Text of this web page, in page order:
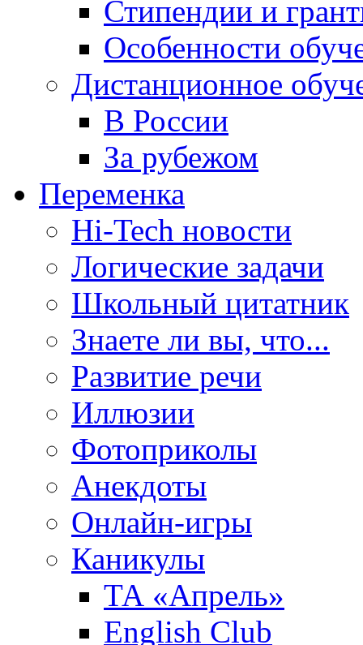
Стипендии и
Особенности
Дистанционное
В России
За рубежом
Переменка
Hi-Tech новости
Логические задачи
Школьный цитатник
Знаете ли вы, что...
Развитие речи
Иллюзии
Фотоприколы
Анекдоты
Онлайн-игры
Каникулы
ТА «Апрель»
English Club